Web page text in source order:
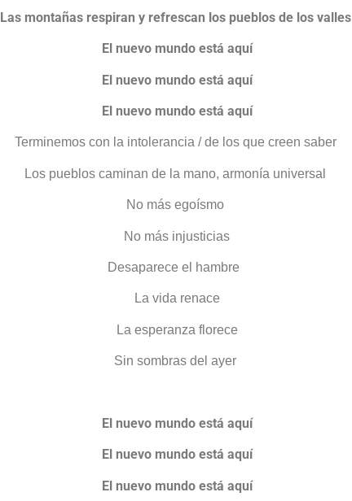
Las montañas respiran y refrescan los pueblos de los valles
El nuevo mundo está aquí
El nuevo mundo está aquí
El nuevo mundo está aquí
Terminemos con la intolerancia / de los que creen saber
Los pueblos caminan de la mano, armonía universal
No más egoísmo
No más injusticias
Desaparece el hambre
La vida renace
La esperanza florece
Sin sombras del ayer
El nuevo mundo está aquí
El nuevo mundo está aquí
El nuevo mundo está aquí